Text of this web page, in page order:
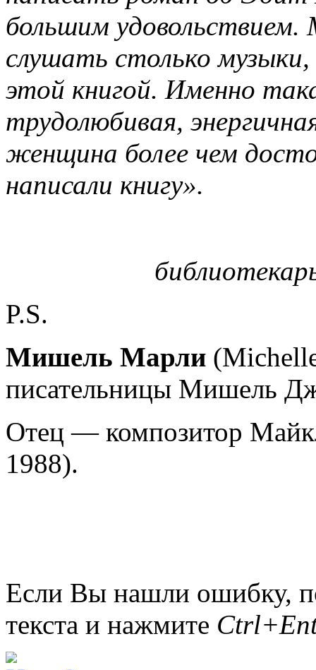
большим удовольствием.
слушать столько
этой книгой. Именно
трудолюбивая,
женщина более чем
написали книгу».
P.S.
Мишель Марли
писательницы Мишель
Отец — композитор
1988).
Если Вы нашли ошибку,
текста и нажмите